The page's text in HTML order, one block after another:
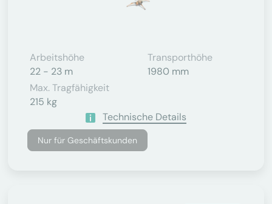
Arbeitshöhe
22 - 23 m
Transporthöhe
1980 mm
Max. Tragfähigkeit
215 kg
Technische Details
Nur für Geschäftskunden